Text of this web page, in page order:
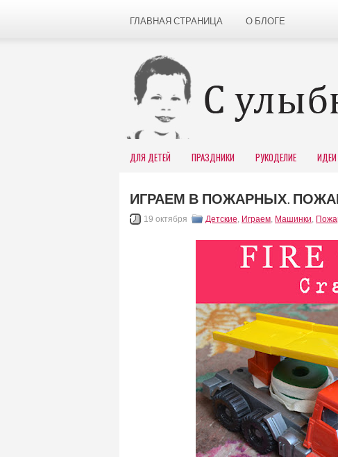
ГЛАВНАЯ СТРАНИЦА О БЛОГЕ
ДЛЯ ДЕТЕЙ ПРАЗДНИКИ РУКОДЕЛИЕ
ИГРАЕМ В ПОЖАРНЫХ.
19 октября Детские, Играем, Машинки,